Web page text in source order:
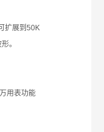
扩展到50K
。
用表功能